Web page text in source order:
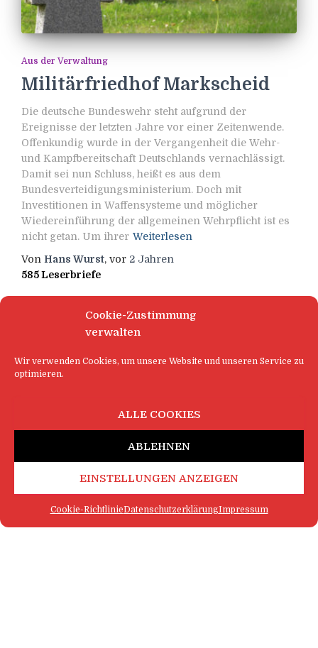
Cookie-Zustimmung
verwalten
Wir verwenden Cookies, um unsere Website und unseren Service zu
optimieren.
ALLE COOKIES
ABLEHNEN
EINSTELLUNGEN ANZEIGEN
Cookie-RichtlinieDatenschutzerklärungImpressum
Aus der Verwaltung
Militärfriedhof Markscheid
Die deutsche Bundeswehr steht aufgrund der
Ereignisse der letzten Jahre vor einer Zeitenwende.
Offenkundig wurde in der Vergangenheit die Wehr-
und Kampfbereitschaft Deutschlands vernachlässigt.
Damit sei nun Schluss, heißt es aus dem
Bundesverteidigungsministerium. Doch mit
Investitionen in Waffensysteme und möglicher
Wiedereinführung der allgemeinen Wehrpflicht ist es
nicht getan. Um ihrer Weiterlesen
Von Hans Wurst, vor 2 Jahren
585 Leserbriefe